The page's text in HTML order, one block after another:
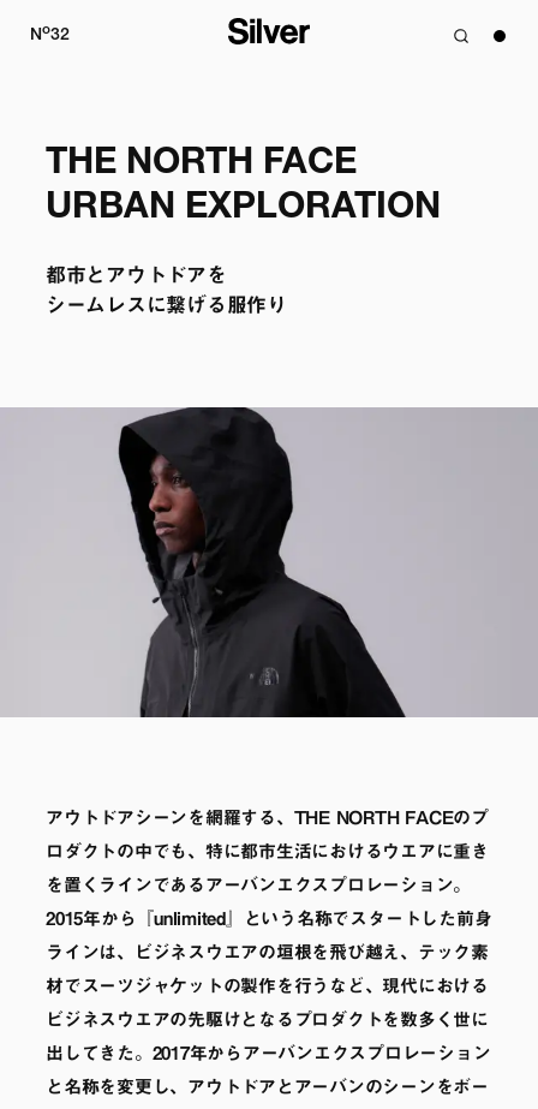
No32
THE NORTH FACE
都市とアウトドアを
シームレスに繋げる服作り
アウトドアシーンを網羅する、THE NORTH FACEのプ
ロダクトの中でも、特に都市生活におけるウエアに重き
を置くラインであるアーバンエクスプロレーション。
2015年から『unlimited』という名称でスタートした前身
ラインは、ビジネスウエアの垣根を飛び越え、テック素
材でスーツジャケットの製作を行うなど、現代における
ビジネスウエアの先駆けとなるプロダクトを数多く世に
出してきた。2017年からアーバンエクスプロレーション
と名称を変更し、アウトドアとアーバンのシーンをボー